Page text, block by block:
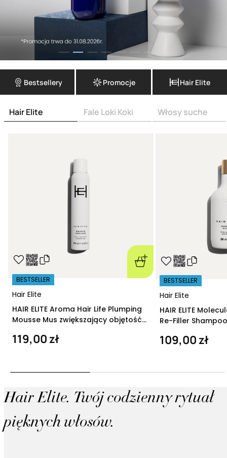
Bestsellery Promocje Hair Elite
Hair Elite Fale Loki Koki Włosy suche
Hair Elite
BESTSELLER
HAIR ELITE Aroma Hair Life Plumping
Mousse Mus zwiększający objętość
119,00 zł
Hair Elite
BESTSELLER
HAIR ELITE
Re-Filler
109,00 zł
Hair Elite. Twój codzienny rytuał
pięknych włosów.